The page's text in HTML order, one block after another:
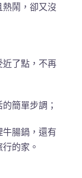
鬧，卻又沒
了點，不再
簡單步調；
腸鍋，還有
的家。